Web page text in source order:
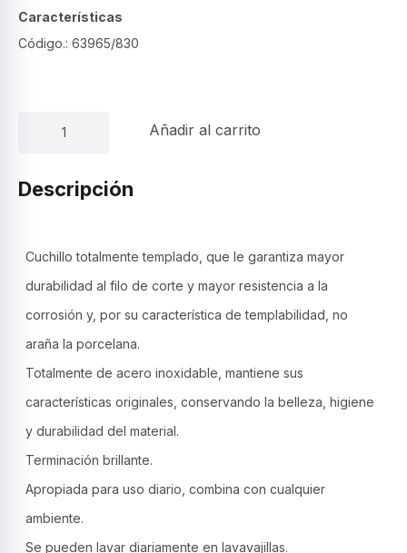
Características
Código.: 63965/830
acero
cantidad
Añadir al carrito
Descripción
Cuchillo totalmente templado, que le garantiza mayor
durabilidad al filo de corte y mayor resistencia a la
corrosión y, por su característica de templabilidad, no
araña la porcelana.
Totalmente de acero inoxidable, mantiene sus
características originales, conservando la belleza, higiene
y durabilidad del material.
Terminación brillante.
Apropiada para uso diario, combina con cualquier
ambiente.
Se pueden lavar diariamente en lavavajillas.